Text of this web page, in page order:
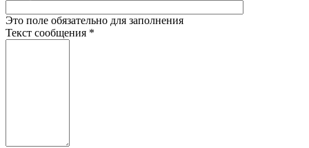
Это поле обязательно для заполнения
Текст сообщения *